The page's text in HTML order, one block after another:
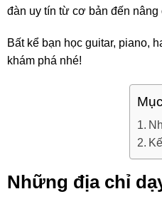
đàn uy tín từ cơ bản đến nâng
Bất kể bạn học guitar, piano,
khám phá nhé!
Những địa chỉ